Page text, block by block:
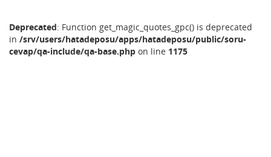
Deprecated: Function get_magic_quotes_gpc() is deprecated
in /srv/users/hatadeposu/apps/hatadeposu/public/soru-
cevap/qa-include/qa-base.php on line 1175